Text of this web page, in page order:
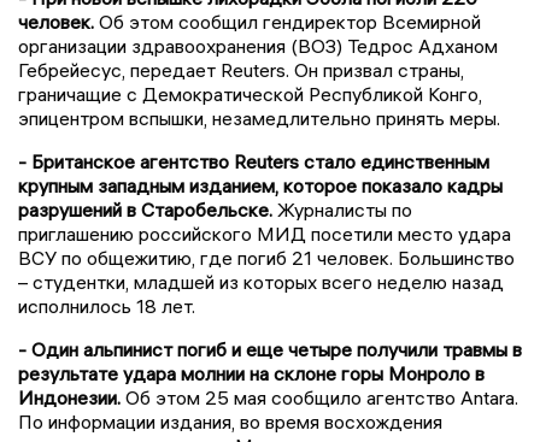
человек. Об этом сообщил гендиректор Всемирной
организации здравоохранения (ВОЗ) Тедрос Адханом
Гебрейесус, передает Reuters. Он призвал страны,
граничащие с Демократической Республикой Конго,
эпицентром вспышки, незамедлительно принять меры.
- Британское агентство Reuters стало единственным
крупным западным изданием, которое показало кадры
разрушений в Старобельске. Журналисты по
приглашению российского МИД посетили место удара
ВСУ по общежитию, где погиб 21 человек. Большинство
– студентки, младшей из которых всего неделю назад
исполнилось 18 лет.
- Один альпинист погиб и еще четыре получили травмы в
результате удара молнии на склоне горы Монроло в
Индонезии. Об этом 25 мая сообщило агентство Antara.
По информации издания, во время восхождения